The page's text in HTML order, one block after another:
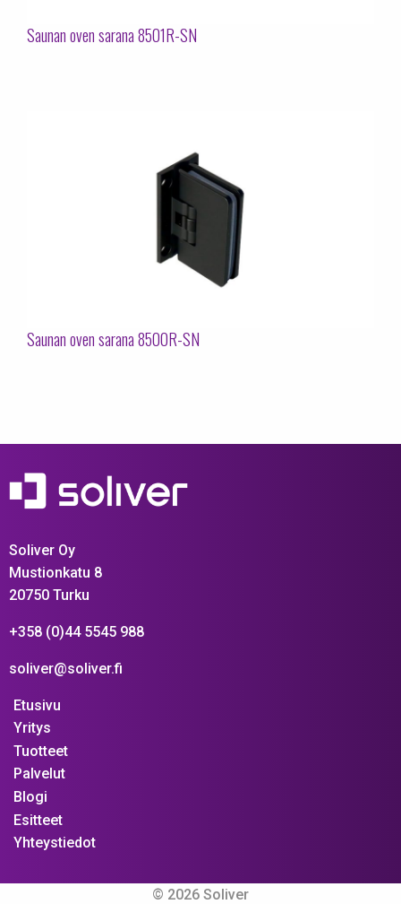
Saunan oven sarana 8501R-SN
Saunan oven sarana 8500R-SN
Soliver Oy
Mustionkatu 8
20750 Turku
+358 (0)44 5545 988
soliver@soliver.fi
Etusivu
Yritys
Tuotteet
Palvelut
Blogi
Esitteet
Yhteystiedot
© 2026 Soliver